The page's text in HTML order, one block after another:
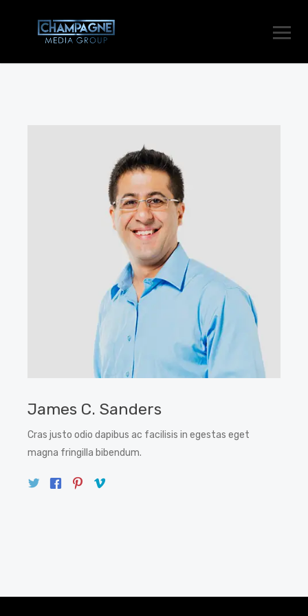
James C. Sanders
Cras justo odio dapibus ac facilisis in egestas eget
magna fringilla bibendum.